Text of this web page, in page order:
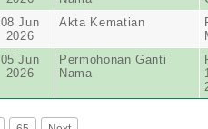
08 Jun
2026
Akta Kematian
05 Jun
2026
Permohonan Ganti
Nama